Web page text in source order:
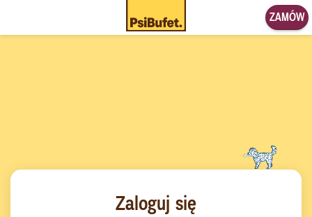
ZAMÓW
Zaloguj się